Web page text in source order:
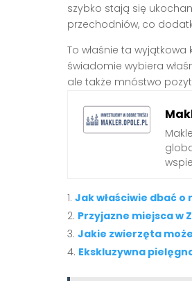
szybko stają się
przechodniów, co
To właśnie ta
świadomie wybiera
ale także mnóstwo
Jak właściwie dbać o
Przyjazne miejsca w
Jakie zwierzęta
Ekskluzywna